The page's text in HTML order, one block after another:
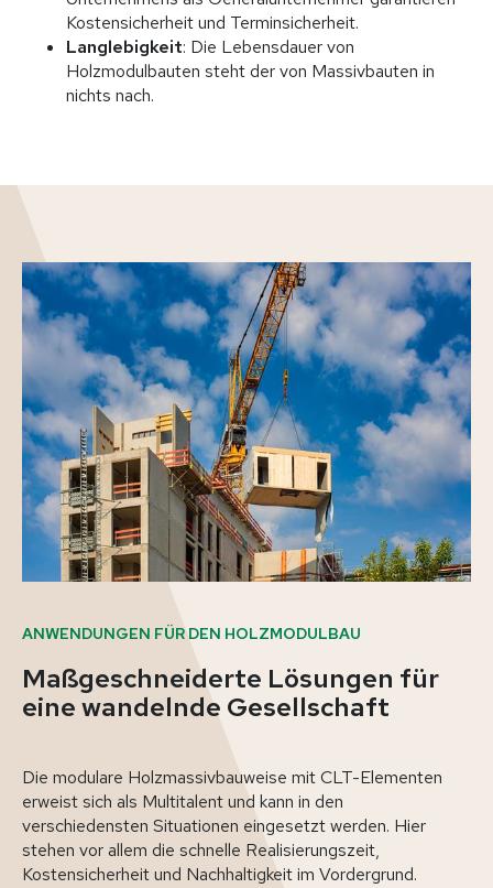
Kostensicherheit und Terminsicherheit.
Langlebigkeit: Die Lebensdauer von
Holzmodulbauten steht der von Massivbauten in
nichts nach.
ANWENDUNGEN FÜR DEN HOLZMODULBAU
Maßgeschneiderte Lösungen für
eine wandelnde Gesellschaft
Die modulare Holzmassivbauweise mit CLT-Elementen
erweist sich als Multitalent und kann in den
verschiedensten Situationen eingesetzt werden. Hier
stehen vor allem die schnelle Realisierungszeit,
Kostensicherheit und Nachhaltigkeit im Vordergrund.